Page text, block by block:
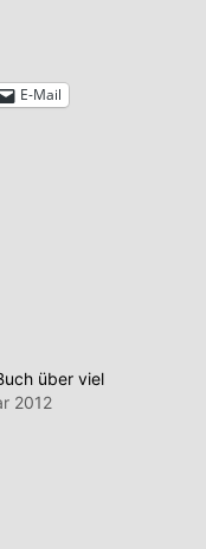
E-Mail
über viel
2012